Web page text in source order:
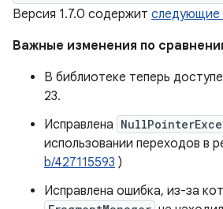
Версия 1.7.0 содержит следующие
Важные изменения по
В библиотеке теперь
23.
Исправлена
использовании переходов в
b/427115593 )
Исправлена ​​ошибка, из-за